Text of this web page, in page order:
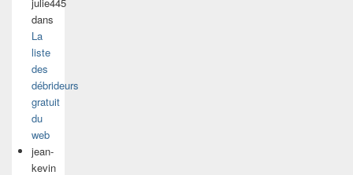
dans
La
liste
des
débrideurs
gratuit
du
web
jean-
kevin